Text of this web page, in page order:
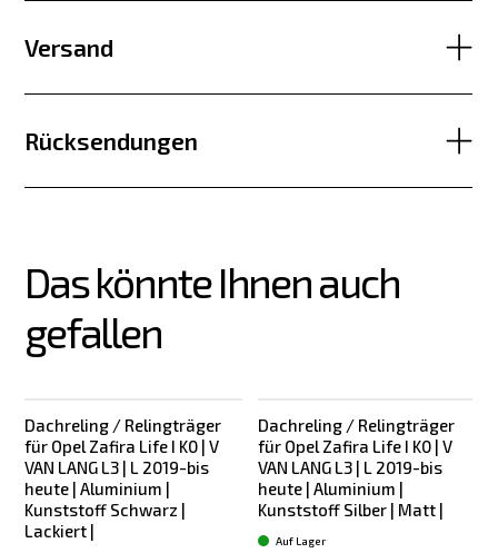
Versand
Rücksendungen
Das könnte Ihnen auch
gefallen
Dachreling / Relingträger
für Opel Zafira Life I K0 | V
VAN LANG L3 | L 2019-bis
heute | Aluminium |
Kunststoff Schwarz |
Lackiert |
Dachreling / Relingträger
für Opel Zafira Life I K0 | V
VAN LANG L3 | L 2019-bis
heute | Aluminium |
Kunststoff Silber | Matt |
Auf Lager